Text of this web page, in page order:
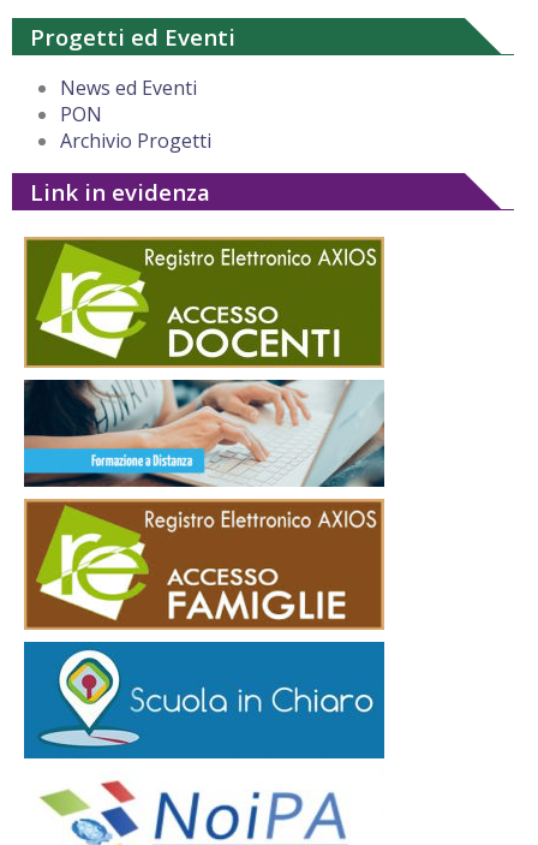
Progetti ed Eventi
News ed Eventi
PON
Archivio Progetti
Link in evidenza